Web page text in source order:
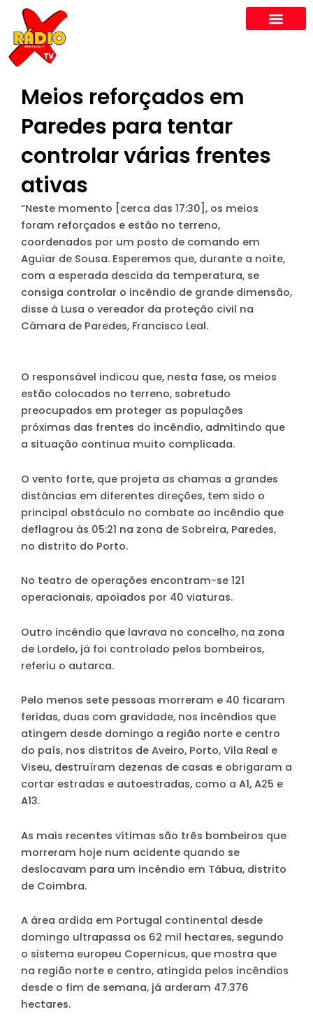
content
Meios reforçados em
Paredes para tentar
controlar várias frentes
ativas
“Neste momento [cerca das 17:30], os meios
foram reforçados e estão no terreno,
coordenados por um posto de comando em
Aguiar de Sousa. Esperemos que, durante a noite,
com a esperada descida da temperatura, se
consiga controlar o incêndio de grande dimensão,
disse à Lusa o vereador da proteção civil na
Câmara de Paredes, Francisco Leal.
O responsável indicou que, nesta fase, os meios
estão colocados no terreno, sobretudo
preocupados em proteger as populações
próximas das frentes do incêndio, admitindo que
a situação continua muito complicada.
O vento forte, que projeta as chamas a grandes
distâncias em diferentes direções, tem sido o
principal obstáculo no combate ao incêndio que
deflagrou às 05:21 na zona de Sobreira, Paredes,
no distrito do Porto.
No teatro de operações encontram-se 121
operacionais, apoiados por 40 viaturas.
Outro incêndio que lavrava no concelho, na zona
de Lordelo, já foi controlado pelos bombeiros,
referiu o autarca.
Pelo menos sete pessoas morreram e 40 ficaram
feridas, duas com gravidade, nos incêndios que
atingem desde domingo a região norte e centro
do país, nos distritos de Aveiro, Porto, Vila Real e
Viseu, destruíram dezenas de casas e obrigaram a
cortar estradas e autoestradas, como a A1, A25 e
A13.
As mais recentes vítimas são três bombeiros que
morreram hoje num acidente quando se
deslocavam para um incêndio em Tábua, distrito
de Coimbra.
A área ardida em Portugal continental desde
domingo ultrapassa os 62 mil hectares, segundo
o sistema europeu Copernicus, que mostra que
na região norte e centro, atingida pelos incêndios
desde o fim de semana, já arderam 47.376
hectares.